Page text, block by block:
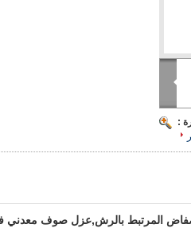
:
المرتبط بالرش,عزل صوف معدني